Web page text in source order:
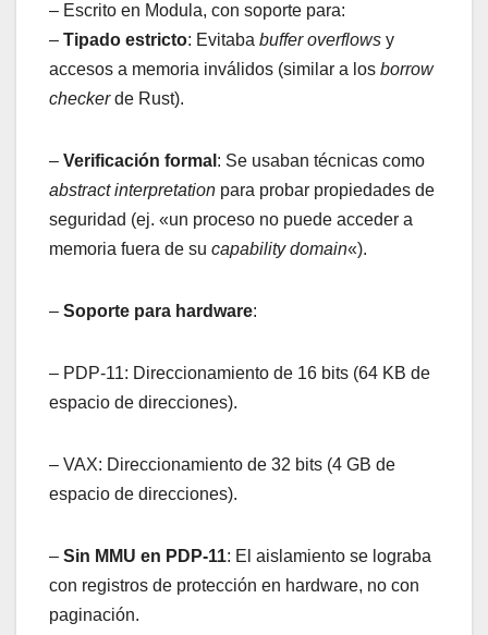
– Escrito en Modula, con soporte para:
– Tipado estricto: Evitaba buffer overflows y
accesos a memoria inválidos (similar a los borrow
checkerde Rust).
– Verificación formal : Se usaban técnicas como
abstract interpretation para probar propiedades de
seguridad (ej. «un proceso no puede acceder a
memoria fuera de su capability domain«).
– Soporte para hardware:
– PDP-11: Direccionamiento de 16 bits (64 KB de
espacio de direcciones).
– VAX: Direccionamiento de 32 bits (4 GB de
espacio de direcciones).
– Sin MMU en PDP-11: El aislamiento se lograba
con registros de protección en hardware, no con
paginación.